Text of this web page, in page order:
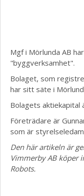
Mgf i Mörlunda AB
"byggverksamhet".
Bolaget, som
har sitt säte i
Bolagets aktiekapital
Företrädare är
som är
Den här artikeln är
Vimmerby AB köper
Robots.